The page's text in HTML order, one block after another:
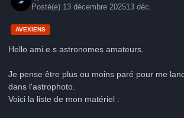
Posté(e) 13 décembre 202513 déc.
AVEXIENS
Hello ami.e.s astronomes amateurs.
Je pense être plus ou moins paré pour me
dans l'astrophoto.
Voici la liste de mon matériel :